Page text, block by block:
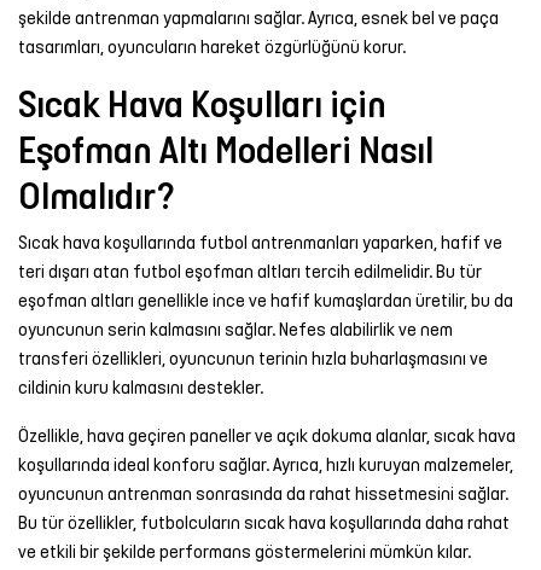
şekilde antrenman yapmalarını sağlar. Ayrıca, esnek bel ve paça
tasarımları, oyuncuların hareket özgürlüğünü korur.
Sıcak Hava Koşulları için
Eşofman Altı Modelleri Nasıl
Olmalıdır?
Sıcak hava koşullarında futbol antrenmanları yaparken, hafif ve
teri dışarı atan futbol eşofman altları tercih edilmelidir. Bu tür
eşofman altları genellikle ince ve hafif kumaşlardan üretilir, bu da
oyuncunun serin kalmasını sağlar. Nefes alabilirlik ve nem
transferi özellikleri, oyuncunun terinin hızla buharlaşmasını ve
cildinin kuru kalmasını destekler.
Özellikle, hava geçiren paneller ve açık dokuma alanlar, sıcak hava
koşullarında ideal konforu sağlar. Ayrıca, hızlı kuruyan malzemeler,
oyuncunun antrenman sonrasında da rahat hissetmesini sağlar.
Bu tür özellikler, futbolcuların sıcak hava koşullarında daha rahat
ve etkili bir şekilde performans göstermelerini mümkün kılar.